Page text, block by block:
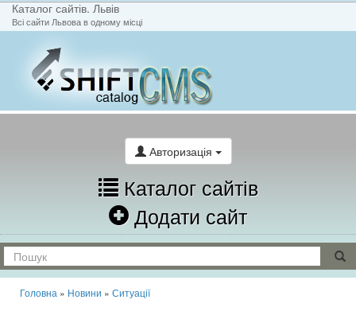
Каталог сайтів. Львів
Всі сайти Львова в одному місці
Авторизація
Каталог сайтів
Додати сайт
Головна » Новини » Ситуації